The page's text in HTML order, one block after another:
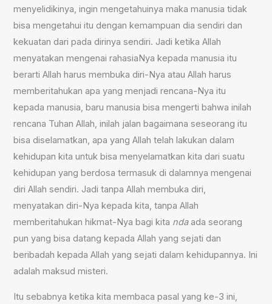
menyelidikinya, ingin mengetahuinya maka manusia tidak
bisa mengetahui itu dengan kemampuan dia sendiri dan
kekuatan dari pada dirinya sendiri. Jadi ketika Allah
menyatakan mengenai rahasiaNya kepada manusia itu
berarti Allah harus membuka diri-Nya atau Allah harus
memberitahukan apa yang menjadi rencana-Nya itu
kepada manusia, baru manusia bisa mengerti bahwa inilah
rencana Tuhan Allah, inilah jalan bagaimana seseorang itu
bisa diselamatkan, apa yang Allah telah lakukan dalam
kehidupan kita untuk bisa menyelamatkan kita dari suatu
kehidupan yang berdosa termasuk di dalamnya mengenai
diri Allah sendiri. Jadi tanpa Allah membuka diri,
menyatakan diri-Nya kepada kita, tanpa Allah
memberitahukan hikmat-Nya bagi kita ndaada seorang
pun yang bisa datang kepada Allah yang sejati dan
beribadah kepada Allah yang sejati dalam kehidupannya. Ini
adalah maksud misteri.
Itu sebabnya ketika kita membaca pasal yang ke-3 ini,